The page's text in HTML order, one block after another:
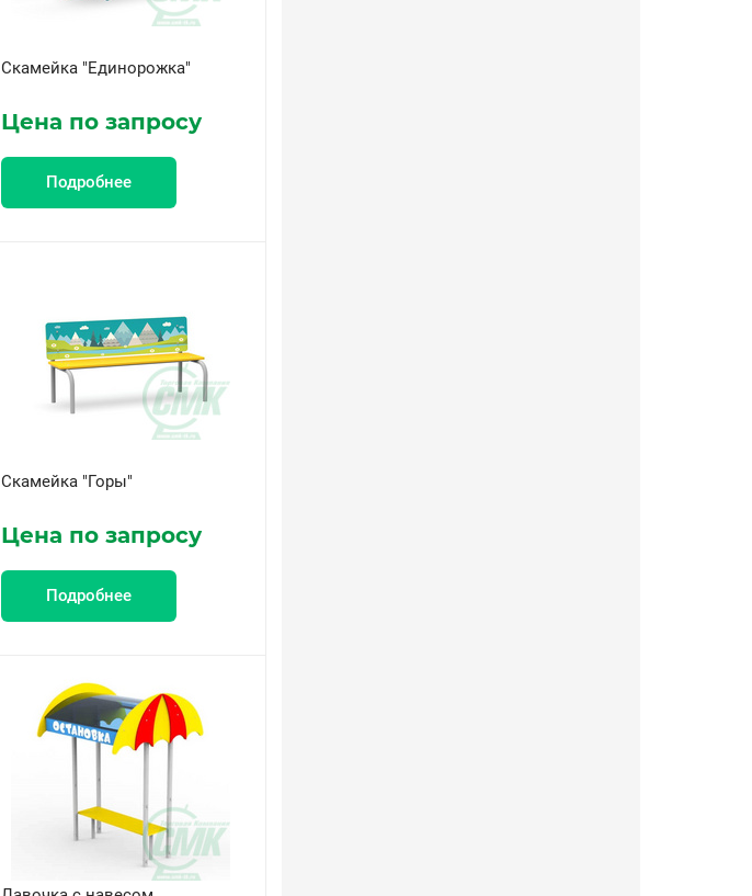
Скамейка "Единорожка"
Цена по запросу
Подробнее
Скамейка "Горы"
Цена по запросу
Подробнее